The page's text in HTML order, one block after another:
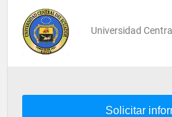
Universidad
Solicitar